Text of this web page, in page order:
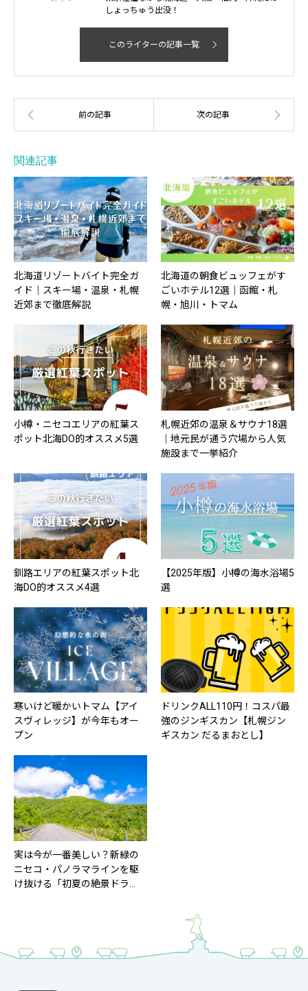
しょっちゅう出没！
このライターの記事一覧
関連記事
北海道リゾートバイト完全ガ
イド｜スキー場・温泉・札幌
近郊まで徹底解説
北海道の朝食ビュッフェがす
ごいホテル12選｜函館・札
幌・旭川・トマム
小樽・ニセコエリアの紅葉ス
ポット北海DO的オススメ5選
札幌近郊の温泉＆サウナ18選
｜地元民が通う穴場から人気
施設まで一挙紹介
釧路エリアの紅葉スポット北
海DO的オススメ4選
【2025年版】小樽の海水浴場5
選
寒いけど暖かいトマム【アイ
スヴィレッジ】が今年もオー
プン
ドリンクALL110円！コスパ最
強のジンギスカン【札幌ジン
ギスカン だるまおとし】
実は今が一番美しい？新緑の
ニセコ・パノラマラインを駆
け抜ける「初夏の絶景ドラ…